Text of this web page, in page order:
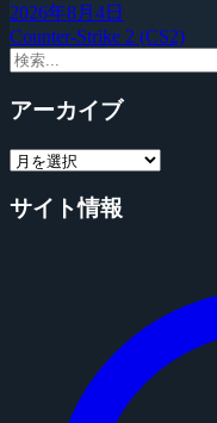
2026年8月4日
Counter-Strike 2 (CS2)
アーカイブ
サイト情報